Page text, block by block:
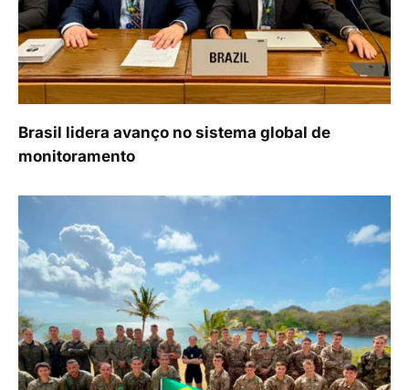
Brasil lidera avanço no sistema global de
monitoramento